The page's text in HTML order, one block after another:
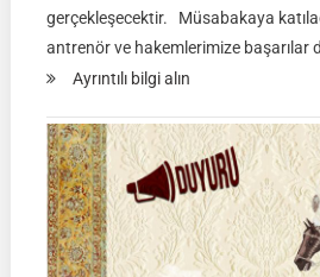
gerçekleşecektir. Müsabakaya
antrenör ve hakemlerimize başarılar
Ayrıntılı bilgi alın:
KÖKBÖRÜ
LİGİ
|
Yarı
Final